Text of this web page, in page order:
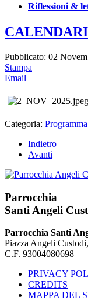
Riflessioni &
Pubblicato: 02
Stampa
Email
Categoria:
Indietro
Avanti
Parrocchia
Santi Angeli
Parrocchia Santi
Piazza Angeli
C.F. 93004080698
PRIVACY
CREDITS
MAPPA DEL